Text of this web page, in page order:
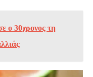
ο 30χρονος τη